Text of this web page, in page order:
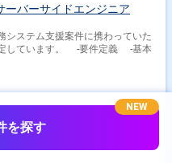
ーバーサイドエンジニア
システム支援案件に携わっていた
定しています。 -要件定義 -基本
を探す
NEW